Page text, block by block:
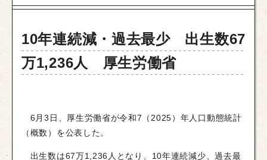
10年連続減・過去最少 出生数67
万1,236人 厚生労働省
6月3日、厚生労働省が令和7（2025）年人口動態統計
（概数）を公表した。
出生数は67万1,236人となり、10年連続減少、過去最